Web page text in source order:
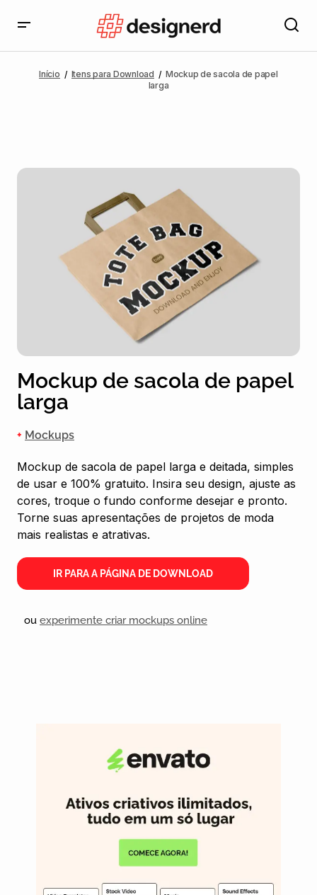
Início Itens para Download
Mockup de sacola de papel
larga
Mockup de sacola de papel
larga
+ Mockups
Mockup de sacola de papel larga e deitada, simples
de usar e 100% gratuito. Insira seu design, ajuste as
cores, troque o fundo conforme desejar e pronto.
Torne suas apresentações de projetos de moda
mais realistas e atrativas.
IR PARA A PÁGINA DE DOWNLOAD
ou experimente criar mockups online